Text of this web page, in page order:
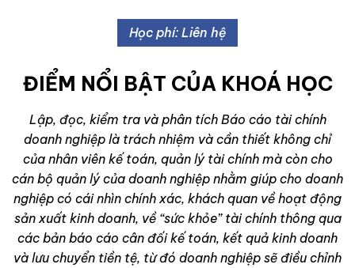
Học phí: Liên hệ
ĐIỂM NỔI BẬT CỦA KHOÁ HỌC
Lập, đọc, kiểm tra và phân tích Báo cáo tài chính
doanh nghiệp là trách nhiệm và cần thiết không chỉ
của nhân viên kế toán, quản lý tài chính mà còn cho
cán bộ quản lý của doanh nghiệp nhằm giúp cho doanh
nghiệp có cái nhìn chính xác, khách quan về hoạt động
sản xuất kinh doanh, về “sức khỏe” tài chính thông qua
các bản báo cáo cân đối kế toán, kết quả kinh doanh
và lưu chuyển tiền tệ, từ đó doanh nghiệp sẽ điều chỉnh